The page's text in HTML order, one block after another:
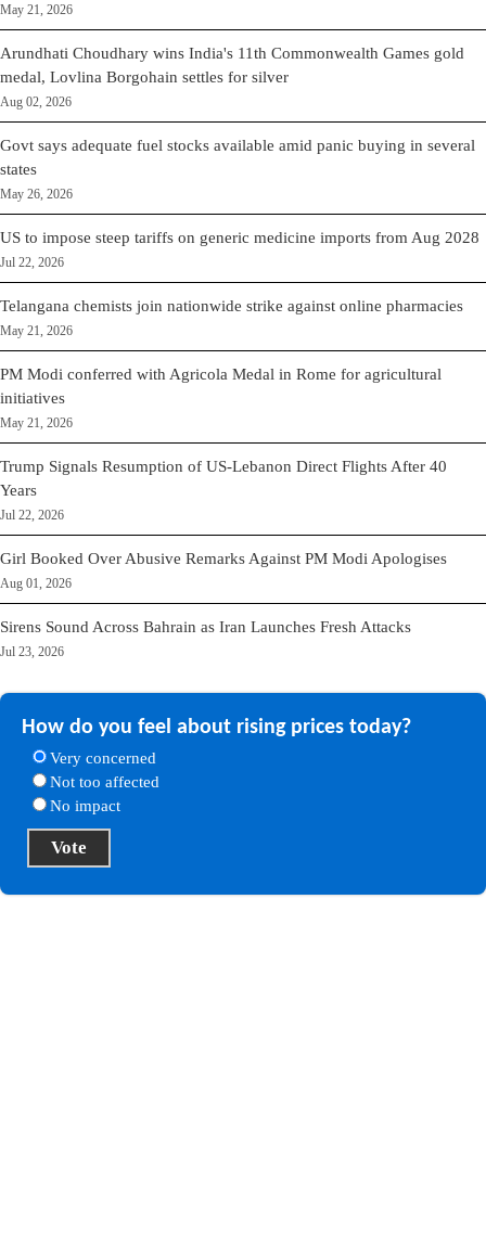
May 21, 2026
Arundhati Choudhary wins India's 11th Commonwealth Games gold
medal, Lovlina Borgohain settles for silver
Aug 02, 2026
Govt says adequate fuel stocks available amid panic buying in several
states
May 26, 2026
US to impose steep tariffs on generic medicine imports from Aug 2028
Jul 22, 2026
Telangana chemists join nationwide strike against online pharmacies
May 21, 2026
PM Modi conferred with Agricola Medal in Rome for agricultural
initiatives
May 21, 2026
Trump Signals Resumption of US-Lebanon Direct Flights After 40
Years
Jul 22, 2026
Girl Booked Over Abusive Remarks Against PM Modi Apologises
Aug 01, 2026
Sirens Sound Across Bahrain as Iran Launches Fresh Attacks
Jul 23, 2026
How do you feel about rising prices today?
Very concerned
Not too affected
No impact